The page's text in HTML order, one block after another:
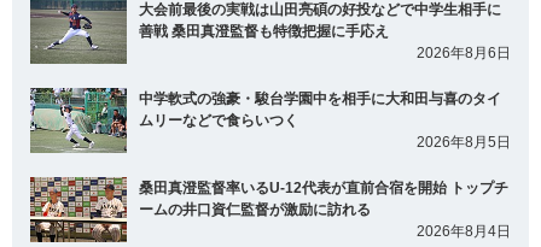
大会前最後の実戦は山田亮碩の好投などで中学生相手に
善戦 桑田真澄監督も特徴把握に手応え
2026年8月6日
中学軟式の強豪・駿台学園中を相手に大和田与喜のタイ
ムリーなどで食らいつく
2026年8月5日
桑田真澄監督率いるU-12代表が直前合宿を開始 トップチ
ームの井口資仁監督が激励に訪れる
2026年8月4日